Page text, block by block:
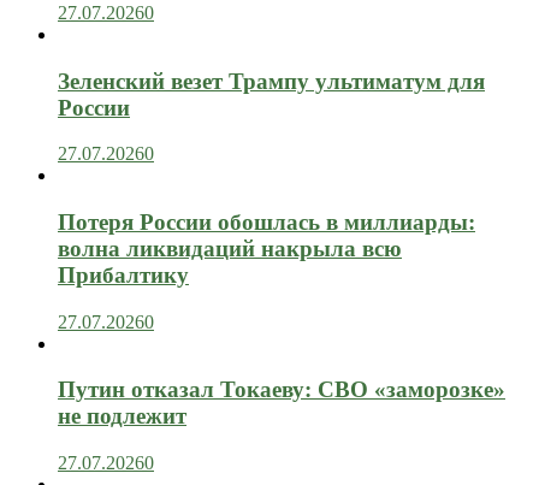
27.07.20260
Зеленский везет Трампу ультиматум для
России
27.07.20260
Потеря России обошлась в миллиарды:
волна ликвидаций накрыла всю
Прибалтику
27.07.20260
Путин отказал Токаеву: СВО «заморозке»
не подлежит
27.07.20260